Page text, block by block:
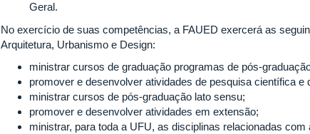
Geral.
No exercício de suas competências, a FAUED exercerá as
Arquitetura, Urbanismo e Design:
ministrar cursos de graduação programas de pós-
promover e desenvolver atividades de pesquisa científica e
ministrar cursos de pós-graduação lato sensu;
promover e desenvolver atividades em extensão;
ministrar, para toda a UFU, as disciplinas relacionadas